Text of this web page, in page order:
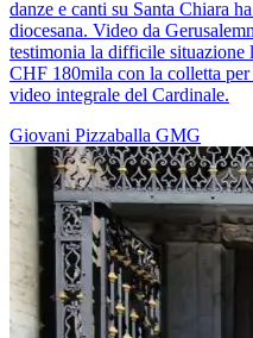
danze e canti su Santa Chiara
diocesana. Video da
testimonia la difficile
CHF 180mila con la colletta
video integrale del Cardinale.
Giovani Pizzaballa GMG